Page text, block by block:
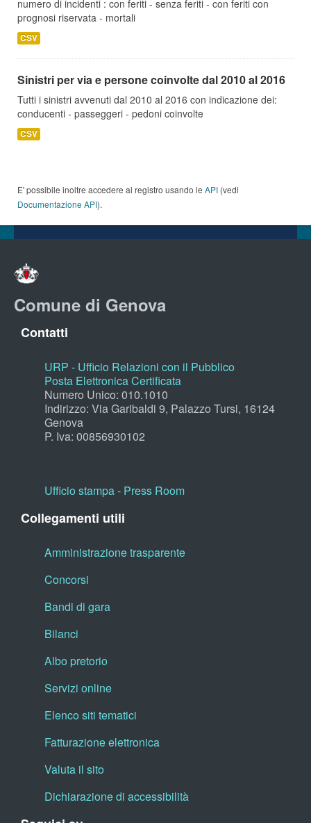
numero di incidenti : con feriti - senza feriti - con feriti con
prognosi riservata - mortali
CSV
Sinistri per via e persone coinvolte dal 2010 al 2016
Tutti i sinistri avvenuti dal 2010 al 2016 con indicazione dei:
conducenti - passeggeri - pedoni coinvolte
CSV
E' possibile inoltre accedere al registro usando le API (vedi
Documentazione API).
Comune di Genova
Contatti
URP - Ufficio Relazioni con il Pubblico
Posta Elettronica Certificata
Numero Unico: 010.1010
Indirizzo: Via Garibaldi 9, Palazzo Tursi, 16124
Genova
P. Iva: 00856930102
Ufficio stampa - Press Room
Collegamenti utili
Amministrazione trasparente
Concorsi
Bandi di gara
Bilanci
Albo pretorio
Servizi online
Elenco siti tematici
Fatturazione elettronica
Valuta il sito
Dichiarazione di accessibilità